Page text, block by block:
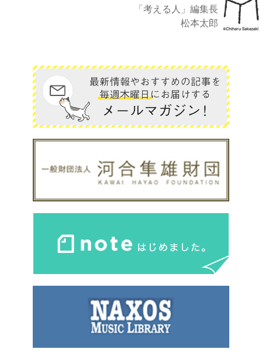
「考える人」編集長
松本太郎